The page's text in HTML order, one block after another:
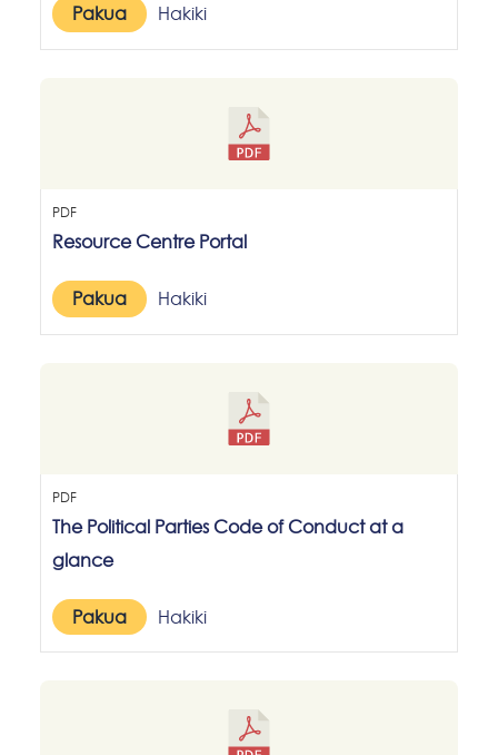
Pakua Hakiki
PDF
Resource Centre Portal
Pakua Hakiki
PDF
The Political Parties Code of Conduct at a
glance
Pakua Hakiki